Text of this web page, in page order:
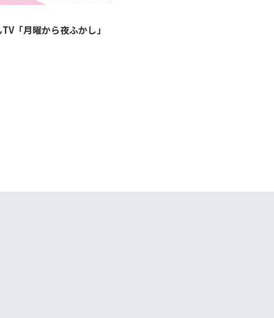
「月曜から夜ふかし」